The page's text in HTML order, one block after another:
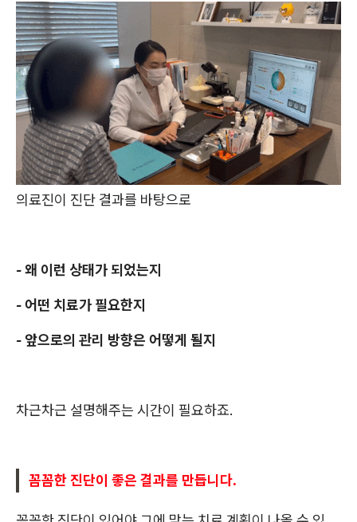
의료진이 진단 결과를 바탕으로
- 왜 이런 상태가 되었는지
- 어떤 치료가 필요한지
- 앞으로의 관리 방향은 어떻게 될지
차근차근 설명해주는 시간이 필요하죠.
꼼꼼한 진단이 좋은 결과를 만듭니다.